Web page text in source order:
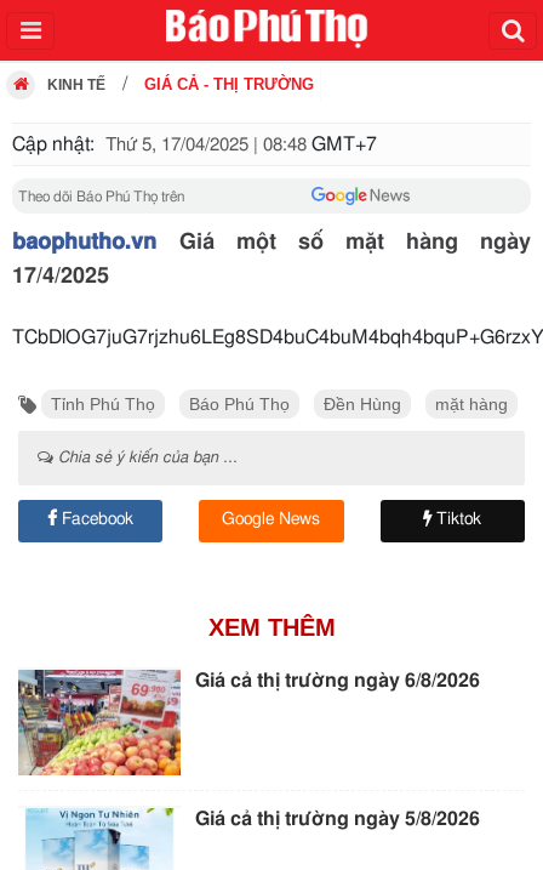
KINH TẾ GIÁ CẢ - THỊ TRƯỜNG
Cập nhật: Thứ 5, 17/04/2025 | 08:48 GMT+7
Theo dõi Báo Phú Thọ trên
baophutho.vn Giá một số mặt hàng ngày
17/4/2025
Tỉnh Phú Thọ Báo Phú Thọ Đền Hùng mặt hàng
Chia sẻ ý kiến của bạn ...
Facebook Google News Tiktok
XEM THÊM
Giá cả thị trường ngày 6/8/2026
Giá cả thị trường ngày 5/8/2026